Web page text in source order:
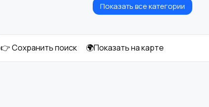
Умные часы и
Показать все категории
👉 Сохранить поиск 🌍Показать на карте